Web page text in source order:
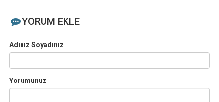
YORUM EKLE
Adınız Soyadınız
Yorumunuz